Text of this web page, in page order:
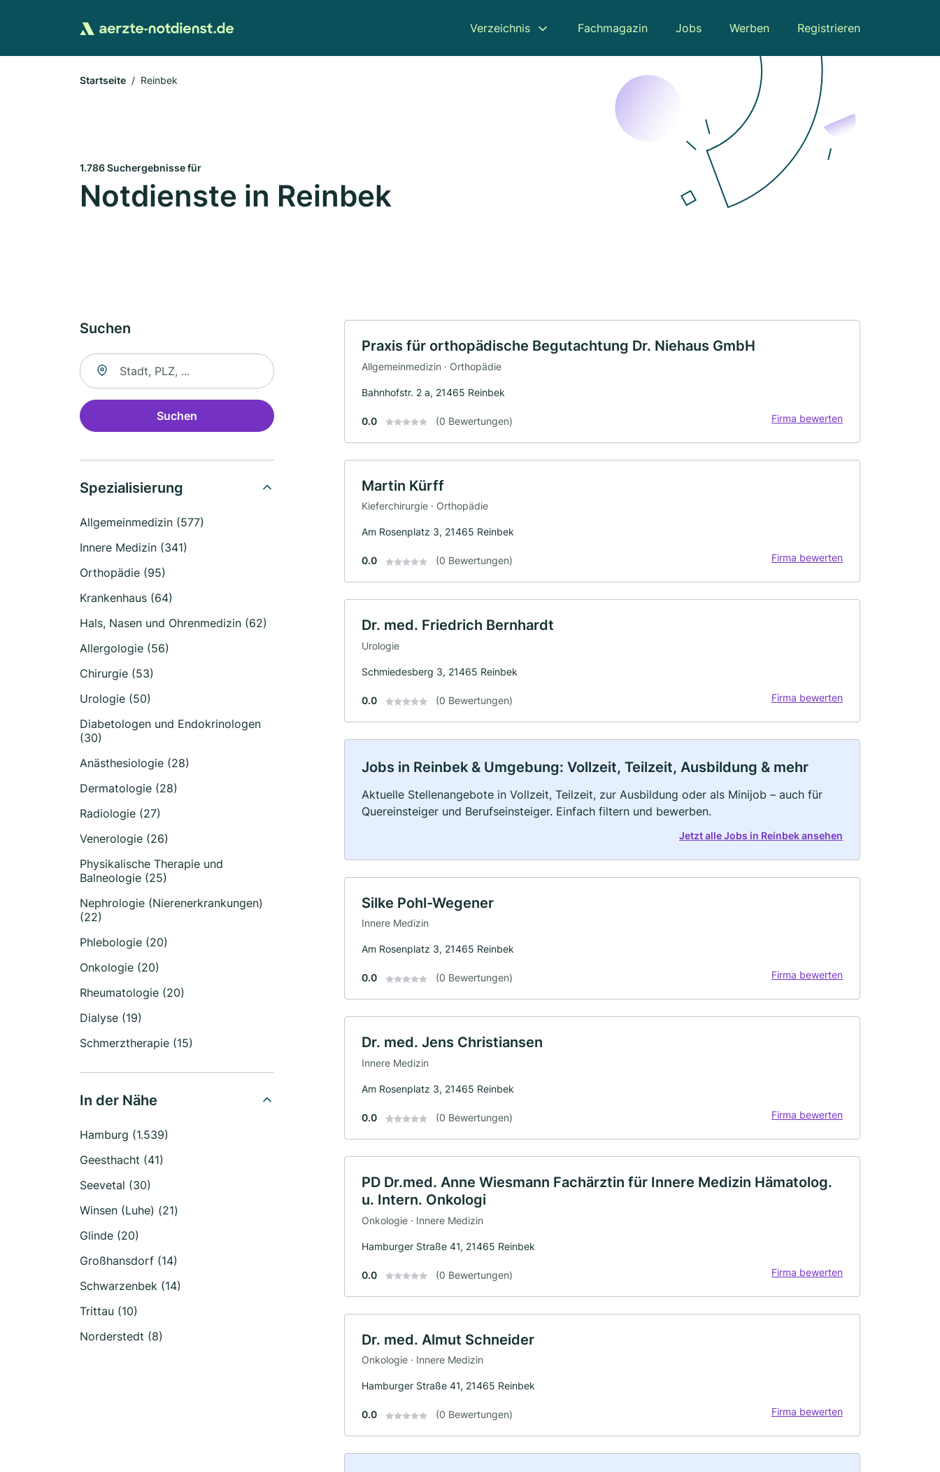
Verzeichnis Fachmagazin Jobs Werben Registrieren
Startseite Reinbek
1.786 Suchergebnisse für
Notdienste in Reinbek
Suchen
Suche nach Ort
Suchen
Spezialisierung
Allgemeinmedizin (577)
Innere Medizin (341)
Orthopädie (95)
Krankenhaus (64)
Hals, Nasen und Ohrenmedizin (62)
Allergologie (56)
Chirurgie (53)
Urologie (50)
Diabetologen und Endokrinologen
(30)
Anästhesiologie (28)
Dermatologie (28)
Radiologie (27)
Venerologie (26)
Physikalische Therapie und
Balneologie (25)
Nephrologie (Nierenerkrankungen)
(22)
Phlebologie (20)
Onkologie (20)
Rheumatologie (20)
Dialyse (19)
Schmerztherapie (15)
In der Nähe
Hamburg (1.539)
Geesthacht (41)
Seevetal (30)
Winsen (Luhe) (21)
Glinde (20)
Großhansdorf (14)
Schwarzenbek (14)
Trittau (10)
Norderstedt (8)
Praxis für orthopädische Begutachtung Dr. Niehaus GmbH
Allgemeinmedizin · Orthopädie
Bahnhofstr. 2 a, 21465 Reinbek
0.0 (0 Bewertungen) Firma bewerten
Martin Kürff
Kieferchirurgie · Orthopädie
Am Rosenplatz 3, 21465 Reinbek
0.0 (0 Bewertungen) Firma bewerten
Dr. med. Friedrich Bernhardt
Urologie
Schmiedesberg 3, 21465 Reinbek
0.0 (0 Bewertungen) Firma bewerten
Jobs in Reinbek & Umgebung: Vollzeit, Teilzeit, Ausbildung & mehr
Aktuelle Stellenangebote in Vollzeit, Teilzeit, zur Ausbildung oder als Minijob – auch für
Quereinsteiger und Berufseinsteiger. Einfach filtern und bewerben.
Jetzt alle Jobs in Reinbek ansehen
Silke Pohl-Wegener
Innere Medizin
Am Rosenplatz 3, 21465 Reinbek
0.0 (0 Bewertungen) Firma bewerten
Dr. med. Jens Christiansen
Innere Medizin
Am Rosenplatz 3, 21465 Reinbek
0.0 (0 Bewertungen) Firma bewerten
PD Dr.med. Anne Wiesmann Fachärztin für Innere Medizin Hämatolog.
u. Intern. Onkologi
Onkologie · Innere Medizin
Hamburger Straße 41, 21465 Reinbek
0.0 (0 Bewertungen) Firma bewerten
Dr. med. Almut Schneider
Onkologie · Innere Medizin
Hamburger Straße 41, 21465 Reinbek
0.0 (0 Bewertungen) Firma bewerten